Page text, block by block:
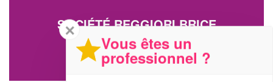
SOCIÉTÉ REGGIORI BRICE
15 Rue Stephane Hessel
95550 Bessancourt
✕
Vous êtes un
professionnel ?